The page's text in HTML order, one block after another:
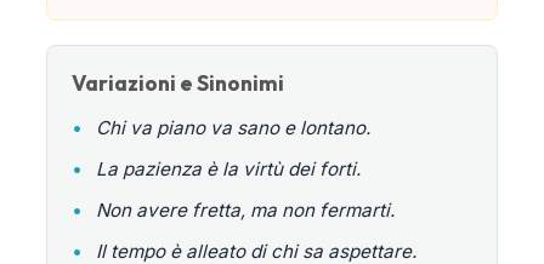
Variazioni e Sinonimi
•
Chi va piano va sano e lontano.
•
La pazienza è la virtù dei forti.
•
Non avere fretta, ma non fermarti.
•
Il tempo è alleato di chi sa aspettare.